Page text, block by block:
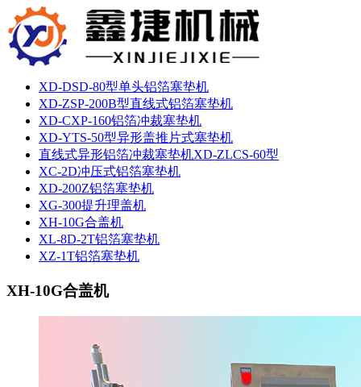
XD-DSD-80型单头铝箔塞垫机
XD-ZSP-200B型直线式铝箔塞垫机
XD-CXP-160铝箔冲裁塞垫机
XD-YTS-50型异形盖推片式塞垫机
直线式异形铝箔冲裁塞垫机XD-ZLCS-60型
XC-2D冲压式铝箔塞垫机
XD-200Z铝箔塞垫机
XG-300提升理盖机
XH-10G合盖机
XL-8D-2T铝箔塞垫机
XZ-1T铝箔塞垫机
XH-10G合盖机